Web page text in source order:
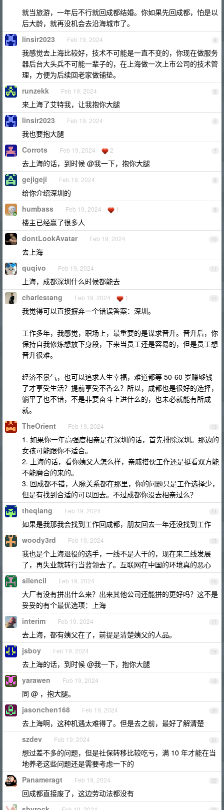
就当旅游，一年后不行就回成都结婚。你如果先回成都，怕是以
后大龄，就再没机会去沿海城市了。
4
linsir2023 Feb 19, 2024
我感觉去上海比较好，技术不可能是一直不变的，你现在做服务
器后台大头兵不可能一辈子的，在上海做一次上市公司的技术管
理，方便为后续回老家做铺垫。
5
runzekk Feb 19, 2024
来上海了艾特我，让我抱你大腿
6
linsir2023 Feb 19, 2024
我也要抱大腿
7
Corrots Feb 19, 2024 2
去上海的话，到时候 @我一下，抱你大腿
8
gejigeji Feb 19, 2024
给你介绍深圳的
9
humbass Feb 19, 2024 1
楼主已经赢了很多人
10
dontLookAvatar Feb 19, 2024
去上海
11
quqivo Feb 19, 2024
上海，成都深圳什么时候都能去
12
charlestang Feb 19, 2024 1
我觉得可以直接摒弃一个错误答案：深圳。
工作多年，我感觉，职场上，最重要的是谋求晋升。晋升后，你
保持自我修炼想放下身段，下来当员工还是容易的，但是员工想
晋升很难。
经济不景气，也可以追求人生幸福，难道都等 50-60 岁赚够钱
了才享受生活？提前享受不香么？所以，成都也是很好的选择，
躺平了也不错，不是非要奋斗上进什么的，也未必就能有所成
就。
13
TheOrient Feb 19, 2024
1. 如果你一年高强度相亲是在深圳的话，首先排除深圳。那边的
女孩可能跟你不适合。
2. 上海的话，看你姨父人怎么样，亲戚搭伙工作还是挺看双方能
不能磨合的来的。
3. 回成都不错，人脉关系都在那里，你的问题只是工作选择少，
但是有找到合适的可以回去。不过成都你没去相亲过么？
14
theqiang Feb 19, 2024
如果是我那我会找到工作回成都，朋友回去一年还没找到工作
15
woody3rd Feb 19, 2024
我也是个上海退役的选手，一线不是人干的，现在来二线发展
了，再失业就转行当蓝领去了。互联网在中国的环境真的恶心
16
silencil Feb 19, 2024
大厂有没有拼出什么来？出来其他公司还能拼的更好吗？这不是
妥妥的有个最优选项：上海
17
interim Feb 19, 2024
去上海，都有姨父在了，前提是清楚姨父的人品。
18
jsboy Feb 19, 2024
去上海的话，到时候 @我一下，抱你大腿
19
yarawen Feb 19, 2024
同 @ ，抱大腿。
20
jasonchen168 Feb 19, 2024
去上海啊，这种机遇太难得了。但是去之前，最好了解清楚
21
szdev Feb 19, 2024
想过差不多的问题，但是社保转移比较吃亏，满 10 年才能在当
地养老这些问题还是需要考虑一下的
22
Panameragt Feb 19, 2024
回成都直接废了，这边劳动法都没有